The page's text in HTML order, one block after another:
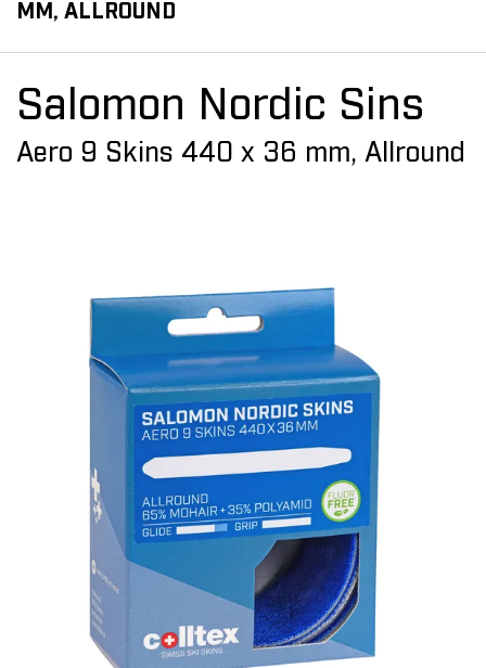
MM, ALLROUND
Salomon Nordic Sins
Aero 9 Skins 440 x 36 mm, Allround